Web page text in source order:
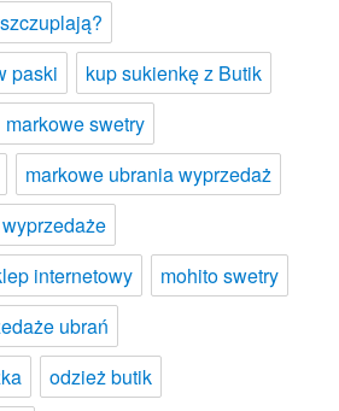
paski
kup sukienkę z Butik
markowe swetry
markowe ubrania wyprzedaż
internetowy
mohito swetry
ubrań
odzież butik